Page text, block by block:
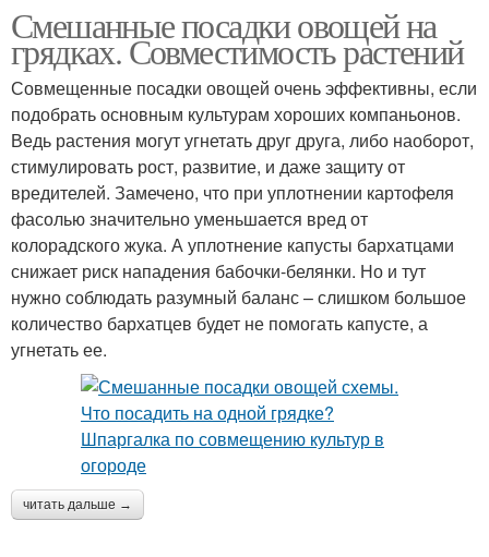
Смешанные посадки овощей на
грядках. Совместимость растений
Совмещенные посадки овощей очень эффективны, если
подобрать основным культурам хороших компаньонов.
Ведь растения могут угнетать друг друга, либо наоборот,
стимулировать рост, развитие, и даже защиту от
вредителей. Замечено, что при уплотнении картофеля
фасолью значительно уменьшается вред от
колорадского жука. А уплотнение капусты бархатцами
снижает риск нападения бабочки-белянки. Но и тут
нужно соблюдать разумный баланс – слишком большое
количество бархатцев будет не помогать капусте, а
угнетать ее.
читать дальше →